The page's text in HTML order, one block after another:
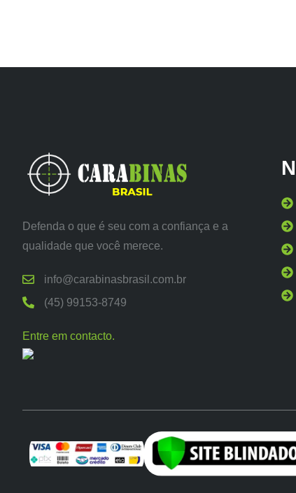
Defenda o que é seu com a confiança e a
qualidade que você merece.
info@carabinasbrasil.com.br
(45) 99153-8749
Entre em contacto.